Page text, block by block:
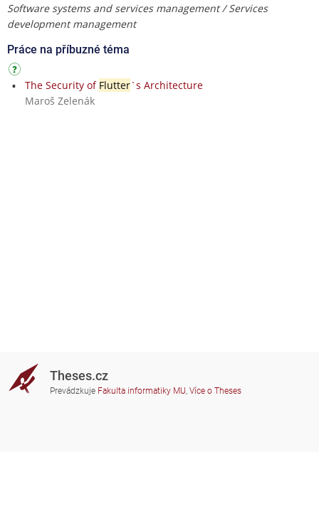
Software systems and services management / Services
development management
Práce na příbuzné téma
The Security of Flutter`s Architecture
Maroš Zelenák
Theses.cz
Prevádzkuje Fakulta informatiky MU, Více o Theses